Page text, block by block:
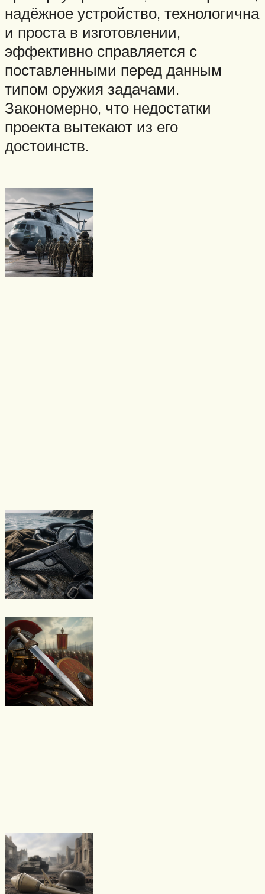
надёжное устройство, технологична
и проста в изготовлении,
эффективно справляется с
поставленными перед данным
типом оружия задачами.
Закономерно, что недостатки
проекта вытекают из его
достоинств.